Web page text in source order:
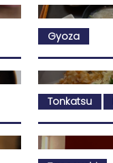
Gyoza
Tonkatsu